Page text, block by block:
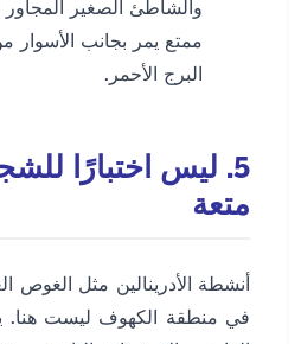
والشاطئ الصغير
ممتع يمر بجانب الأسوار من
البرج الأحمر.
5. ليس اختبارًا
متعة
أنشطة الأدرينالين مثل الغوص
في منطقة الكهوف ليست هنا.